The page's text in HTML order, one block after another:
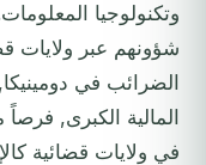
وتكنولوجيا
شؤونهم عبر ولايات
الضرائب في
المالية الكبرى,
في ولايات قضائية